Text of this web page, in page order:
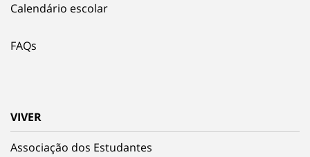
Calendário escolar
FAQs
VIVER
Associação dos Estudantes